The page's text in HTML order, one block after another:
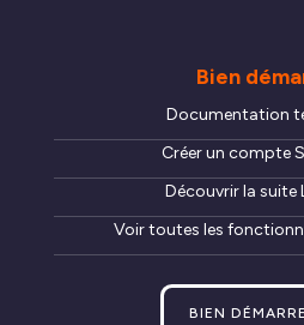
Bien
Documentation
Créer un compte
Découvrir la suite
Voir toutes les
BIEN